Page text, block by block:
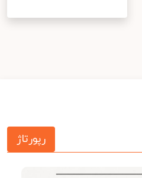
رپورتاژ